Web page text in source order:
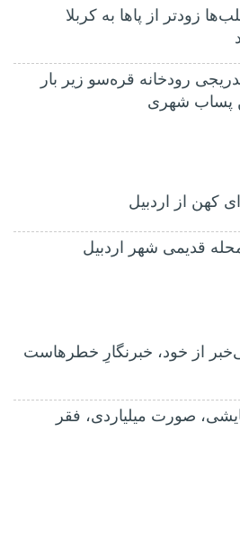
زودتر از پاها به کربلا
رودخانه قره‌سو زیر بار
پساب شهری
کهن از اردبیل
از خود، خبرنگارِ خطرهاست
صورت میلیاردی، فقر